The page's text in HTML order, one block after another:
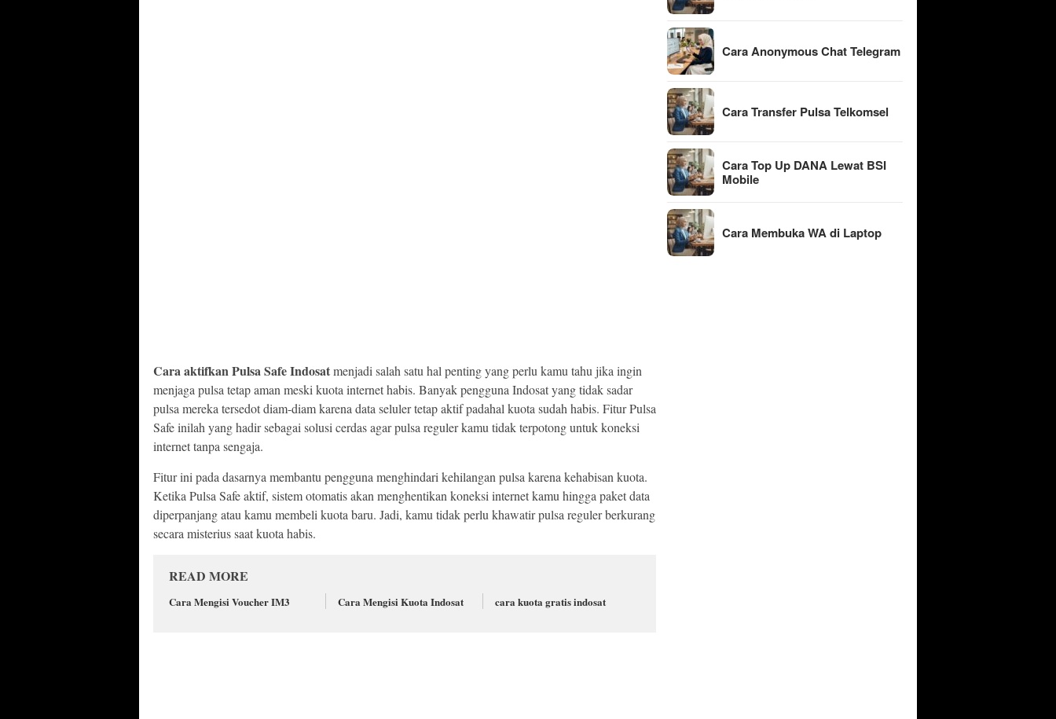
Cara aktifkan Pulsa Safe Indosatmenjadi salah satu hal penting yang perlu kamu tahu jika ingin
menjaga pulsa tetap aman meski kuota internet habis. Banyak pengguna Indosat yang tidak sadar
pulsa mereka tersedot diam-diam karena data seluler tetap aktif padahal kuota sudah habis. Fitur Pulsa
Safe inilah yang hadir sebagai solusi cerdas agar pulsa reguler kamu tidak terpotong untuk koneksi
internet tanpa sengaja.
Fitur ini pada dasarnya membantu pengguna menghindari kehilangan pulsa karena kehabisan kuota.
Ketika Pulsa Safe aktif, sistem otomatis akan menghentikan koneksi internet kamu hingga paket data
diperpanjang atau kamu membeli kuota baru. Jadi, kamu tidak perlu khawatir pulsa reguler berkurang
secara misterius saat kuota habis.
READ MORE
Cara Mengisi Voucher IM3 Cara Mengisi Kuota Indosat cara kuota gratis indosat
Cara Anonymous Chat Telegram
Cara Transfer Pulsa Telkomsel
Cara Top Up DANA Lewat BSI
Mobile
Cara Membuka WA di Laptop